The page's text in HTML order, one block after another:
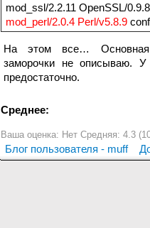
mod_ssl/2.2.11 OpenSSL/
mod_perl/2.0.4 Perl/v5.8.9
На этом все… Основная
заморочки не описываю.
предостаточно.
Среднее:
Ваша оценка: Нет Средняя: 4.3 (
Блог пользователя - muff